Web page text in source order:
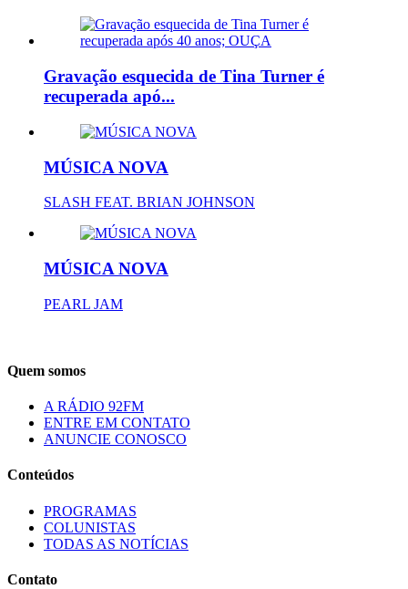
Gravação esquecida de Tina Turner é
recuperada apó...
MÚSICA NOVA
SLASH FEAT. BRIAN JOHNSON
MÚSICA NOVA
PEARL JAM
Quem somos
A RÁDIO 92FM
ENTRE EM CONTATO
ANUNCIE CONOSCO
Conteúdos
PROGRAMAS
COLUNISTAS
TODAS AS NOTÍCIAS
Contato